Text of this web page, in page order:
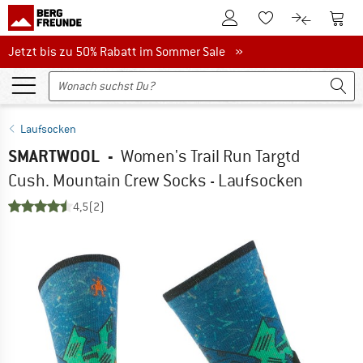
Zum KundenkontoZum Merkzettel.
Zum Zum
Jetzt bis zu 50% Rabatt im Sommer Sale
Jetzt bis zu 50% Rabatt im Sommer Sale »
Laufsocken
SMARTWOOL - Women's Trail Run Targtd
Cush. Mountain Crew Socks - Laufsocken
4,5(2)